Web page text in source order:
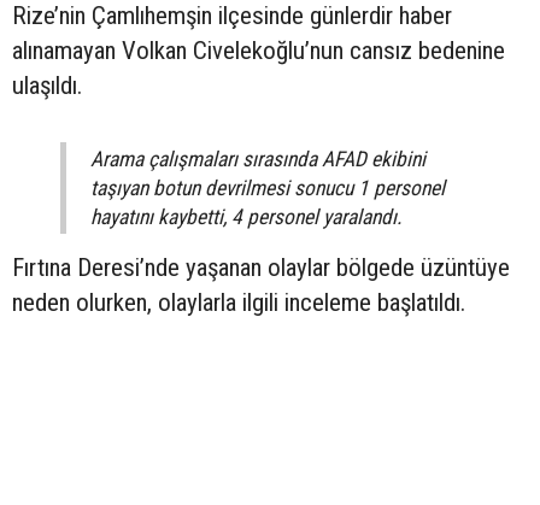
Rize’nin Çamlıhemşin ilçesinde günlerdir haber
alınamayan Volkan Civelekoğlu’nun cansız bedenine
ulaşıldı.
Arama çalışmaları sırasında AFAD ekibini
taşıyan botun devrilmesi sonucu 1 personel
hayatını kaybetti, 4 personel yaralandı.
Fırtına Deresi’nde yaşanan olaylar bölgede üzüntüye
neden olurken, olaylarla ilgili inceleme başlatıldı.